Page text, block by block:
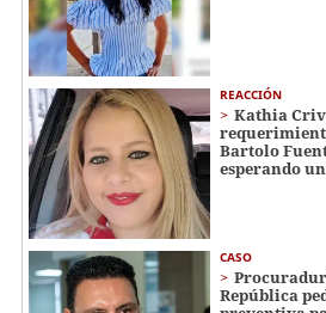
REACCIÓN
Kathia
Bartolo
esperando
CASO
República